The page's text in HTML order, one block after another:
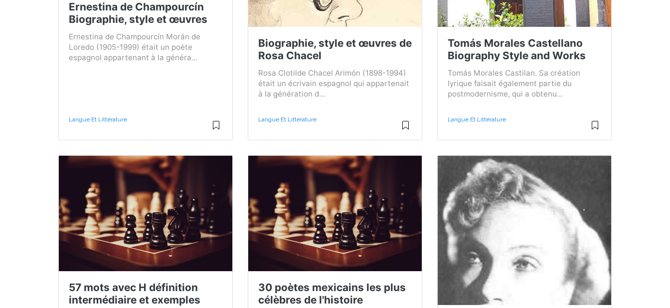
Ernestina de Champourcín
Biographie, style et œuvres
Ernestina de Champourcín Morán de
Loredo (1905-1999) était un poète
espagnol appartenant à la généra...
Langue Et Littérature
Biographie, style et œuvres de
Rosa Chacel
Rosa Clotilde Chacel Arimón (1898-1994)
était un écrivain espagnol qui appartenait
à la génération d...
Langue Et Littérature
Tomás Morales Castellano
Biography Style and Works
Tomás Morales Castilan. Sa création
lyrique faisait également partie du
postmodernisme, qui a obtenu...
Langue Et Littérature
57 mots avec H définition
intermédiaire et exemples
30 poètes mexicains les plus
célèbres de l'histoire